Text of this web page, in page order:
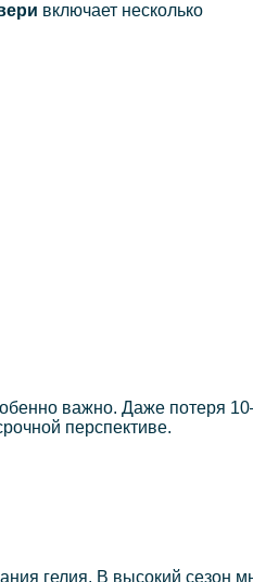
включает несколько
важно. Даже потеря
перспективе.
гелия. В высокий сезон